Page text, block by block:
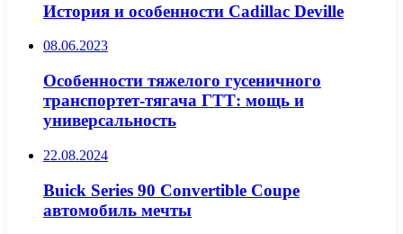
История и особенности Cadillac Deville
08.06.2023
Особенности тяжелого гусеничного
транспортет-тягача ГТТ: мощь и
универсальность
22.08.2024
Buick Series 90 Convertible Coupe
автомобиль мечты